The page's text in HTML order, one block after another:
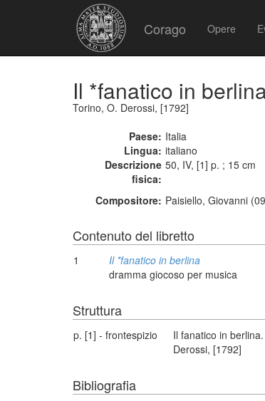
Corago Opere
Il *fanatico in
Torino, O. Derossi, [1792]
Paese: Italia
Lingua: italiano
Descrizione
fisica:
50, IV, [1] p. ; 15 cm
Compositore: Paisiello, Giovanni
Contenuto del libretto
1
Il *fanatico in berlina
dramma giocoso per musica
Struttura
p. [1] - frontespizio
Il fanatico in
Derossi, [1792]
Bibliografia